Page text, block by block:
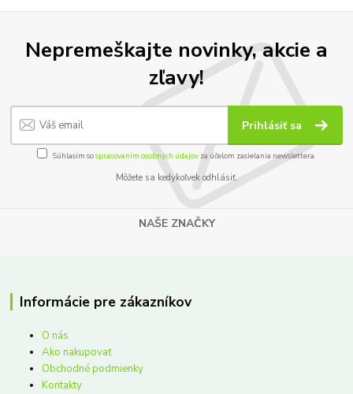
Nepremeškajte novinky, akcie a
zľavy!
Prihlásiť sa
Súhlasím sospracovaním osobných údajov za účelom zasielania newslettera.
Môžete sa kedykoľvek odhlásiť.
NAŠE ZNAČKY
Informácie pre zákazníkov
O nás
Ako nakupovať
Obchodné podmienky
Kontakty